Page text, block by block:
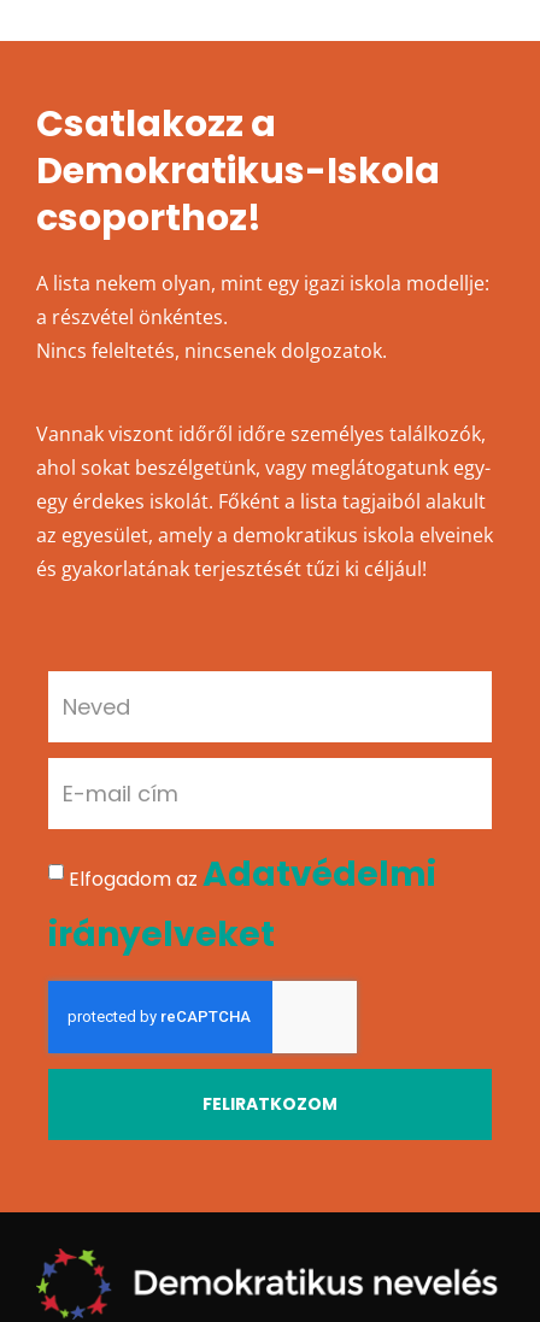
Csatlakozz a
Demokratikus-Iskola
csoporthoz!
A lista nekem olyan, mint egy igazi iskola modellje:
a részvétel önkéntes.
Nincs feleltetés, nincsenek dolgozatok.
Vannak viszont időről időre személyes találkozók,
ahol sokat beszélgetünk, vagy meglátogatunk egy-
egy érdekes iskolát. Főként a lista tagjaiból alakult
az egyesület, amely a demokratikus iskola elveinek
és gyakorlatának terjesztését tűzi ki céljául!
Elfogadom az Adatvédelmi
irányelveket
FELIRATKOZOM